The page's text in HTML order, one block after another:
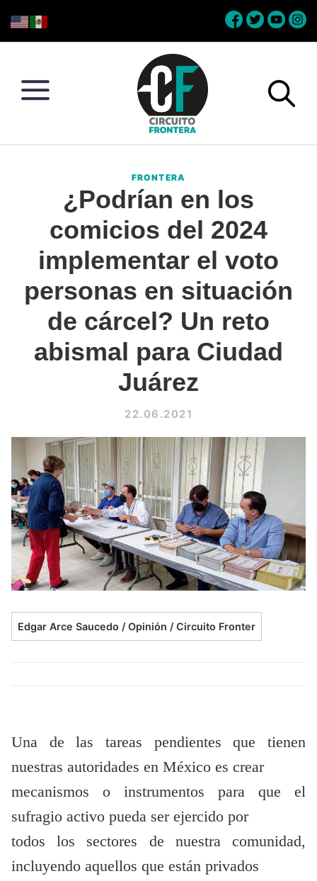
to
to
to
to
Conéctate
la
frontera
FRONTERA
¿Podrían en los
comicios del 2024
implementar el voto
personas en situación
de cárcel? Un reto
abismal para Ciudad
Juárez
22.06.2021
Edgar Arce Saucedo / Opinión / Circuito Fronter
Una de las tareas pendientes que tienen
nuestras autoridades en México es crear
mecanismos o instrumentos para que el
sufragio activo pueda ser ejercido por
todos los sectores de nuestra comunidad,
incluyendo aquellos que están privados